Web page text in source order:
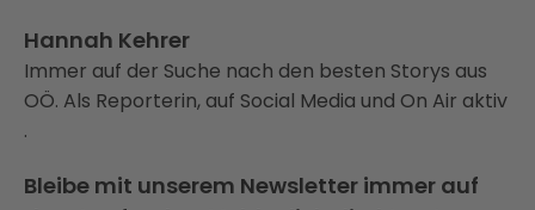
Hannah Kehrer
Immer auf der Suche nach den besten Storys aus
OÖ. Als Reporterin, auf Social Media und On Air aktiv
.
Bleibe mit unserem Newsletter immer auf